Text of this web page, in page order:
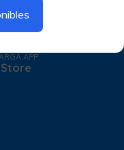
APP